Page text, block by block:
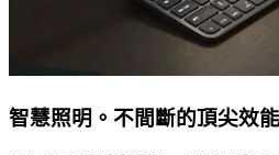
智慧照明。不間斷的頂尖效能